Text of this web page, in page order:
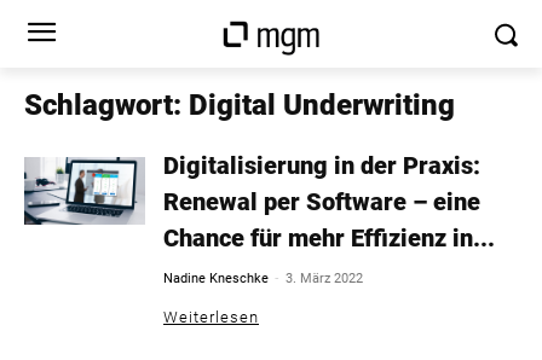
Schlagwort: Digital Underwriting
Digitalisierung in der Praxis:
Renewal per Software – eine
Chance für mehr Effizienz in...
Nadine Kneschke - 3. März 2022
Weiterlesen